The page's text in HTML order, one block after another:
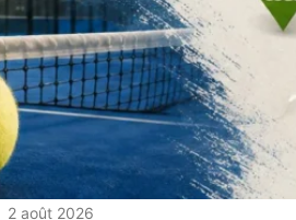
2 août 2026